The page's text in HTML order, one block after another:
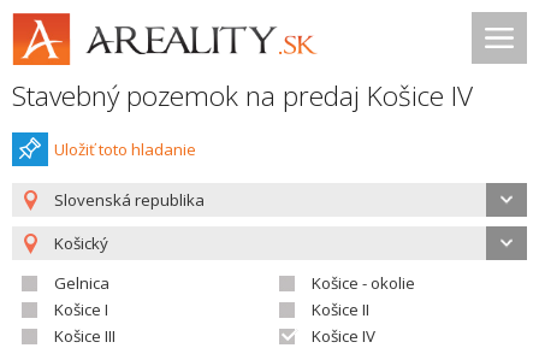
Stavebný pozemok na predaj Košice IV
Uložiť toto hladanie
Slovenská republika
Košický
Gelnica
Košice - okolie
Košice I
Košice II
Košice III
Košice IV